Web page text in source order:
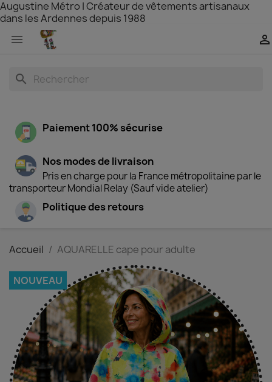
Augustine Métro | Créateur de vêtements artisanaux
dans les Ardennes depuis 1988
 
search
Paiement 100% sécurise
Nos modes de livraison
Pris en charge pour la France métropolitaine par le
transporteur Mondial Relay (Sauf vide atelier)
Politique des retours
Accueil AQUARELLE cape pour adulte
NOUVEAU